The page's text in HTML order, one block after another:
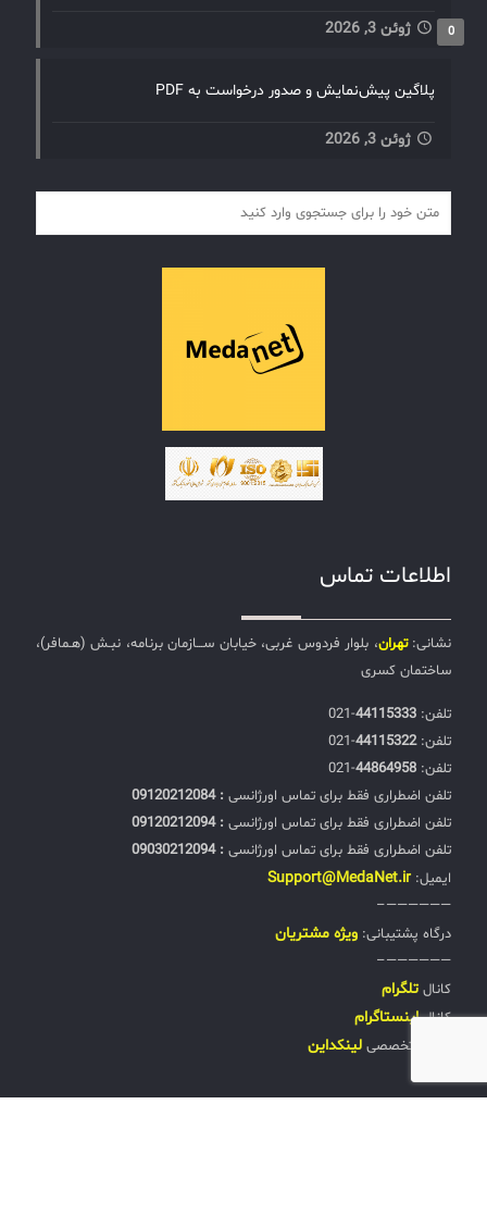
ژوئن 3, 2026 0
پلاگین پیش‌نمایش و صدور درخواست به PDF
ژوئن 3, 2026
اطلاعات تماس
نشانی:تهران، بلوار فردوس غربی، خیابان ســـازمان برنامه، نبـش (هـمافر)،
ساختمان کسری
تلفن:‌ 44115333
-021
تلفن:‌44115322
-021
تلفن:‌ 44864958
-021
تلفن اضطراری فقط برای تماس اورژانسی : 09120212084
تلفن اضطراری فقط برای تماس اورژانسی : 09120212094
تلفن اضطراری فقط برای تماس اورژانسی : 09030212094
ایمیل: Support@MedaNet.ir
——————–
درگاه پشتیبانی: ويژه مشتریان
——————–
کانال تلگرام
کانالاینستاگرام
صفحه تخصصی لینکداین